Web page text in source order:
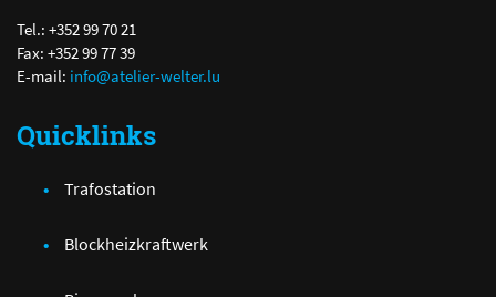
Tel.: +352 99 70 21
Fax: +352 99 77 39
E-mail: info@atelier-welter.lu
Quicklinks
Trafostation
Blockheizkraftwerk